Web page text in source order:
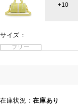
10
サイズ：
フリー
在庫状況：在庫あり